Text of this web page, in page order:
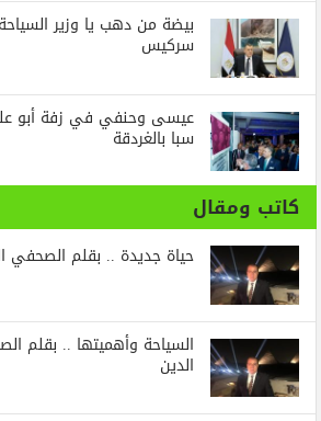
بيضة من دهب يا وزير
سركيس
عيسى وحنفي في زفة أبو
سبا بالغردقة
كاتب ومقال
حياة جديدة .. بقلم الصحفي
السياحة وأهميتها .. بقلم
الدين